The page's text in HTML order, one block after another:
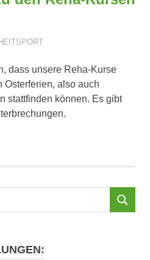
dass unsere Reha-Kurse
Osterferien, also auch
stattfinden können. Es gibt
SUCHEN